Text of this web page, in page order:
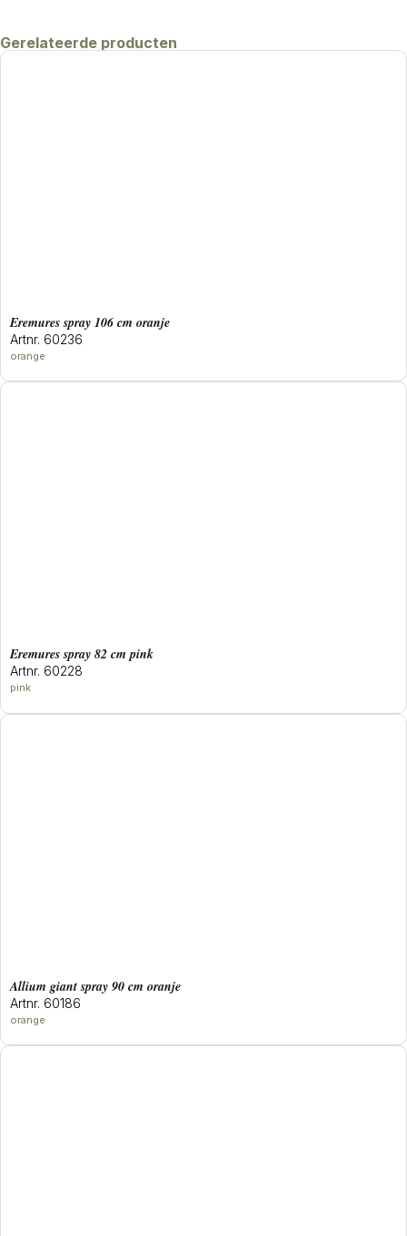
Gerelateerde producten
eremures spray 106 cm oranje
Artnr. 60236
orange
eremures spray 82 cm pink
Artnr. 60228
pink
allium giant spray 90 cm oranje
Artnr. 60186
orange